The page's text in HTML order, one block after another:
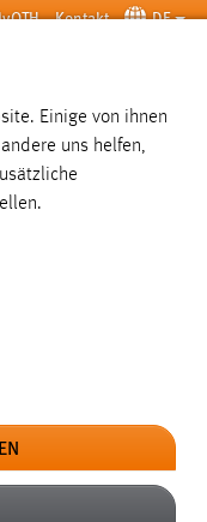
Kontakt DE
SUCHE
Einige von ihnen
uns helfen,